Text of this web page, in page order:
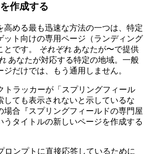
作成する
高める最も迅速な方法の一つは、特定
ット向けの専用ページ（ランディング
とです。
それぞれ あなたが〜で提供
あなたが対応する特定の地域。一般
だけでは、もう通用しません。
トラッカーが「スプリングフィール
しても表示されないと示しているな
場合『スプリングフィールドの専門屋
うタイトルの新しいページを作成する
ロンプトに直接応答しているために